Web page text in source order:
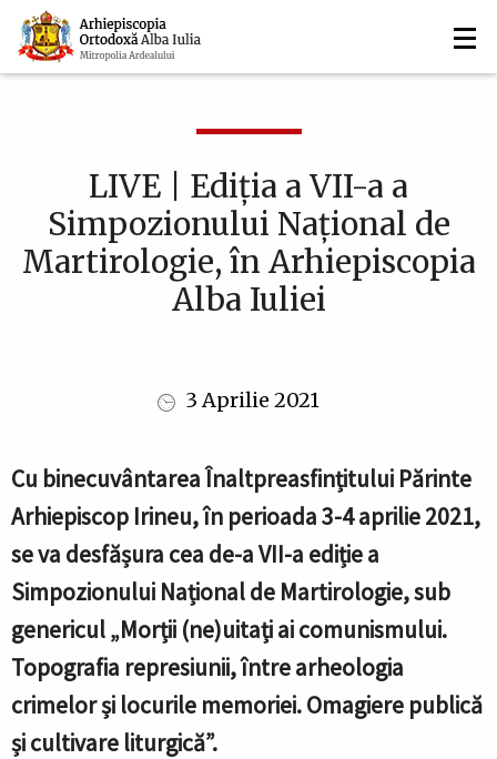
Mergi
la
conţinutul
Navigare
principală
LIVE | Ediția a VII-a a
Simpozionului Național de
Martirologie, în Arhiepiscopia
Alba Iuliei
3 Aprilie 2021
Cu binecuvântarea Înaltpreasfințitului Părinte
Arhiepiscop Irineu, în perioada 3-4 aprilie 2021,
se va desfășura cea de-a VII-a ediție a
Simpozionului Național de Martirologie, sub
genericul „Morții (ne)uitați ai comunismului.
Topografia represiunii, între arheologia
crimelor și locurile memoriei. Omagiere publică
și cultivare liturgică”.